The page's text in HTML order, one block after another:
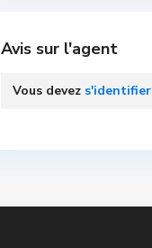
Avis sur l'agent
Vous devez s'identifier